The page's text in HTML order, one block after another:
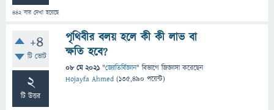
442বার দেখা হয়েছে
+4
টি ভোট
2
টি উত্তর
পৃথিবীর বলয় হলে কী কী লাভ বা
ক্ষতি হবে?
08 মে 2021 "জ্যোতির্বিজ্ঞান" বিভাগে জিজ্ঞাসাকরেছেন
Hojayfa Ahmed (135,490 পয়েন্ট)